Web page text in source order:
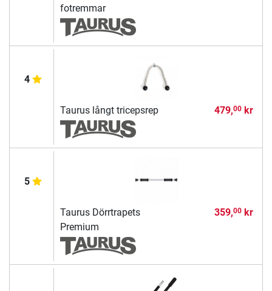
fotremmar
4
Taurus långt tricepsrep 479,00kr
5
Taurus Dörrtrapets
Premium
359,00kr